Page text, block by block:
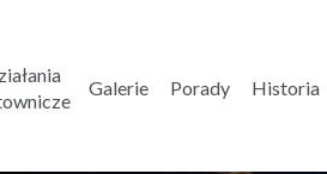
Galerie Porady Historia